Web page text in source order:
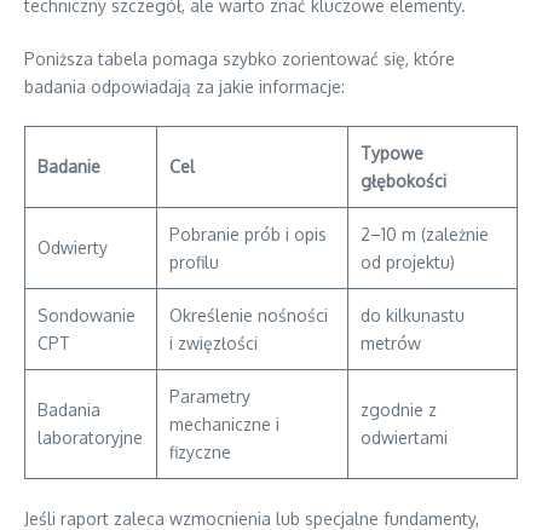
techniczny szczegół, ale warto znać kluczowe elementy.
Poniższa tabela pomaga szybko zorientować się, które
badania odpowiadają za jakie informacje:
Badanie Cel
Typowe
głębokości
Odwierty
Pobranie prób i opis
profilu
2–10 m (zależnie
od projektu)
Sondowanie
CPT
Określenie nośności
i zwięzłości
do kilkunastu
metrów
Badania
laboratoryjne
Parametry
mechaniczne i
fizyczne
zgodnie z
odwiertami
Jeśli raport zaleca wzmocnienia lub specjalne fundamenty,